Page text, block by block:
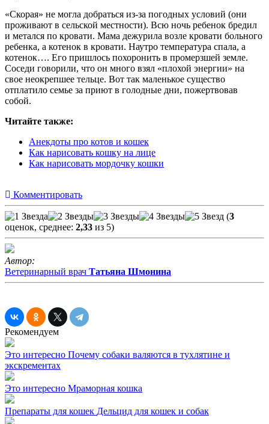
«Скорая» не могла добраться из-за погодных условий (они
проживают в сельской местности). Всю ночь ребенок бредил
и метался по кровати. Мама дежурила возле кровати больного
ребенка, а котенок в кровати. Наутро температура спала, а
котенок…. Его пришлось похоронить в промерзшей земле.
Соседи говорили, что он много взял «плохой энергии» на
свое неокрепшее тельце. Вот так маленькое существо
отплатило семье за приют в голодные дни, пожертвовав
собой.
Читайте также:
Анекдоты про котов и кошек
Как нарисовать кошку на лице
Как нарисовать мордочку кошки
Комментировать
(3
оценок, среднее: 2,33 из 5)
Автор:
Ветеринарный врач Татьяна Шмонина
Рекомендуем
Это интересно Почему собаки валяются в тухлятине и
экскрементах
Это интересно Мраморная кошка
Препараты для кошек Дельцид для кошек и собак